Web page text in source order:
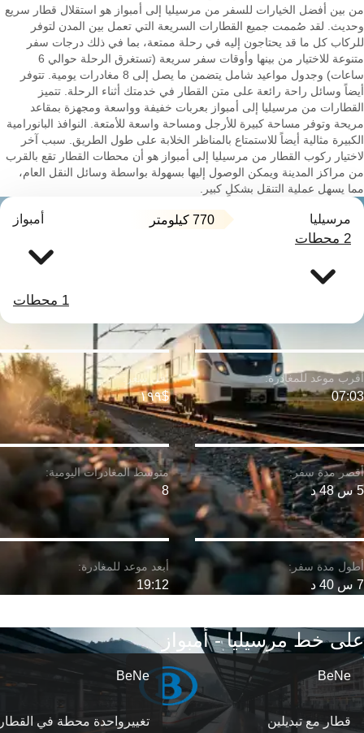
من بين أفضل الخيارات للسفر من مرسيليا إلى أمبواز هو استقلال قطار سريع
وحديث. لقد صُممت جميع القطارات السريعة التي تعمل بين المدن لتوفر
للركاب كل ما قد يحتاجون إليه في رحلة ممتعة، بما في ذلك درجات سفر
متنوعة للاختيار من بينها وأوقات سفر سريعة (تستغرق الرحلة حوالي 6
ساعات) وجدول مواعيد شامل يتضمن ما يصل إلى 8 مغادرات يومية. تتوفر
أيضاً وسائل راحة رائعة على متن القطار في خدمتك أثناء الرحلة. تتميز
القطارات من مرسيليا إلى أمبواز بعربات خفيفة وواسعة ومجهزة بمقاعد
مريحة وتوفر مساحة كبيرة للأرجل ومساحة واسعة للأمتعة. النوافذ البانورامية
الكبيرة مثالية أيضاً للاستمتاع بالمناظر الخلابة على طول الطريق. سبب آخر
لاختيار ركوب القطار من مرسيليا إلى أمبواز هو أن محطات القطار تقع بالقرب
من مراكز المدينة ويمكن الوصول إليها بسهولة بواسطة وسائل النقل العام،
مما يسهل عملية التنقل بشكلٍ كبير.
مرسيليا 770 كيلومتر أمبواز
2 محطات
1 محطات
5 س 48 د
07:03
7 س 40 د
$١٩٩
8
19:12
على خط مرسيليا - أمبواز
BeNe
قطار مع تبديلين
BeNe
تغییرواحدة محطة في